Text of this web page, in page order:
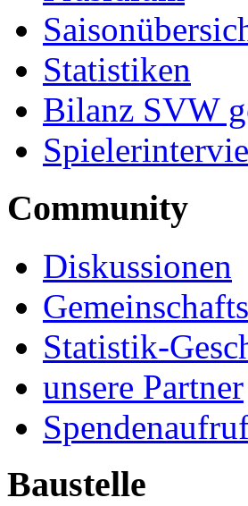
Statistiken
Bilanz SVW
Community
Diskussionen
Statistik-
unsere Partner
Baustelle